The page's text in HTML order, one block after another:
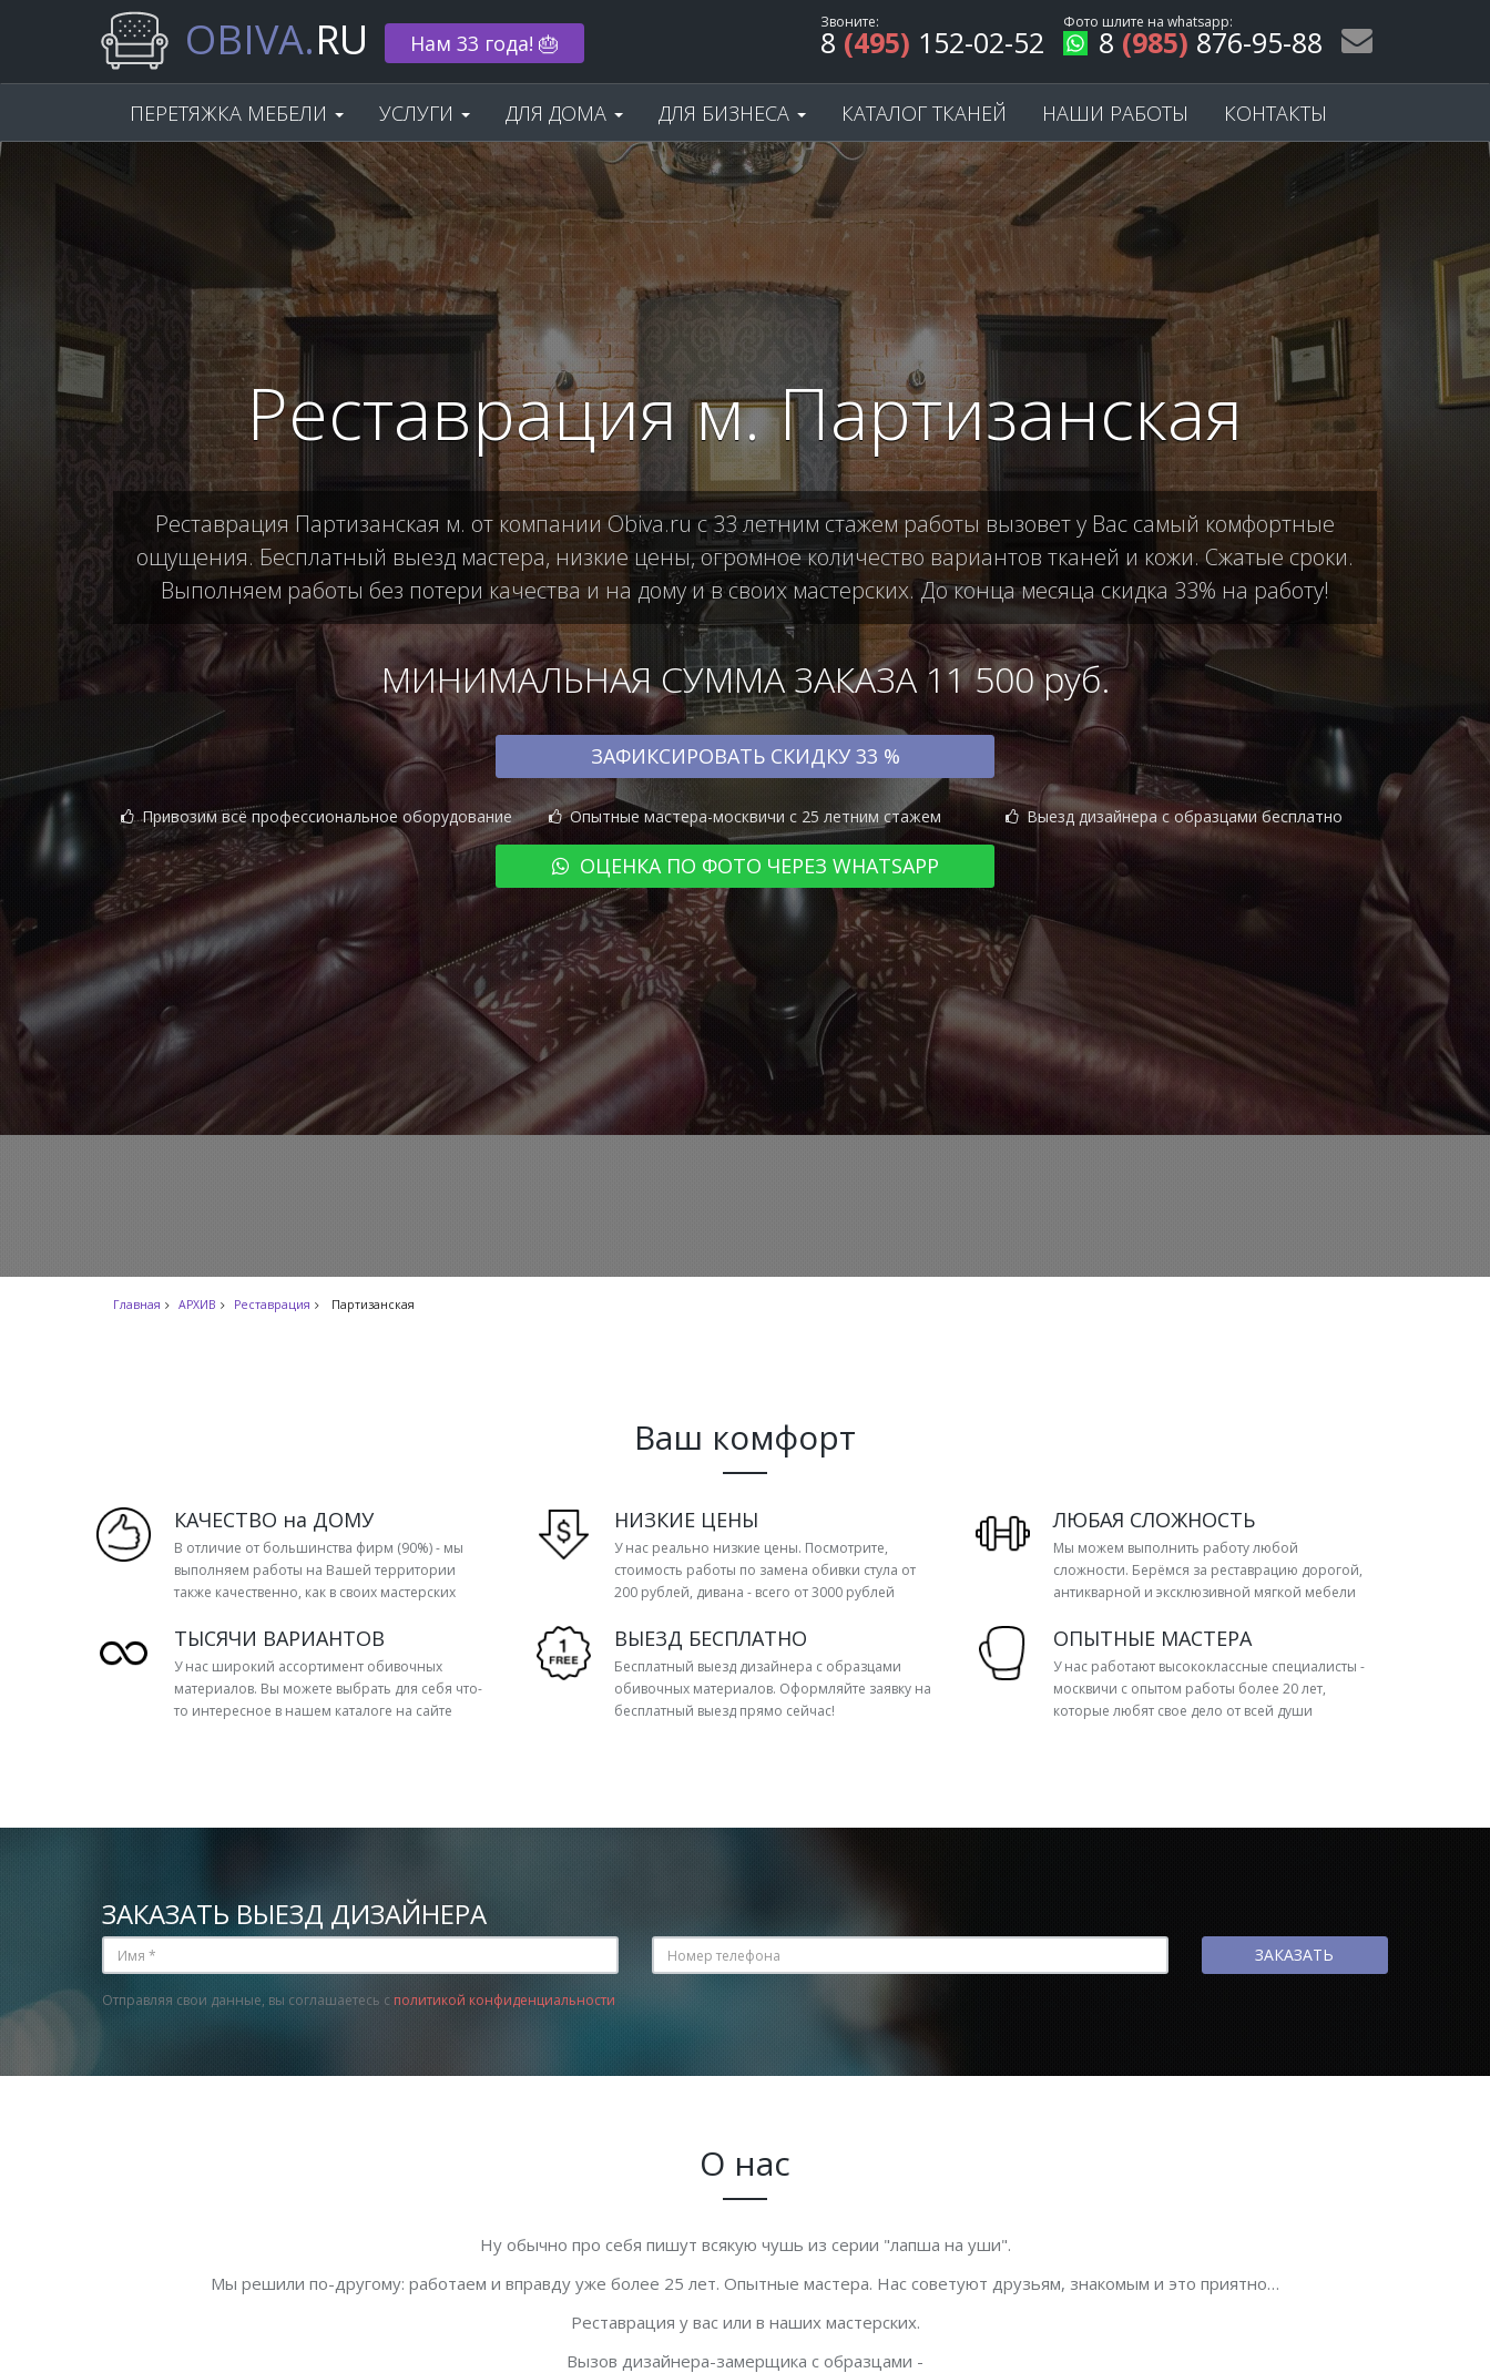
OBIVA.RU Нам 33 года! 🎂
Звоните:
8 (495) 152-02-52
Фото шлите на whatsapp:
8 (985) 876-95-88
ПЕРЕТЯЖКА МЕБЕЛИ УСЛУГИ ДЛЯ ДОМА ДЛЯ БИЗНЕСА КАТАЛОГ ТКАНЕЙ НАШИ РАБОТЫ КОНТАКТЫ
Реставрация м. Партизанская
Реставрация Партизанская м. от компании Obiva.ru с 33 летним стажем работы вызовет у Вас самый комфортные
ощущения. Бесплатный выезд мастера, низкие цены, огромное количество вариантов тканей и кожи. Сжатые сроки.
Выполняем работы без потери качества и на дому и в своих мастерских. До конца месяца скидка 33% на работу!
МИНИМАЛЬНАЯ СУММА ЗАКАЗА 11 500 руб.
ЗАФИКСИРОВАТЬ СКИДКУ 33 %
Привозим всё профессиональное оборудование Опытные мастера-москвичи с 25 летним стажем Выезд дизайнера с образцами бесплатно
ОЦЕНКА ПО ФОТО ЧЕРЕЗ WHATSAPP
Главная АРХИВ Реставрация Партизанская
Ваш комфорт
КАЧЕСТВО на ДОМУ
В отличие от большинства фирм (90%) - мы
выполняем работы на Вашей территории
также качественно, как в своих мастерских
НИЗКИЕ ЦЕНЫ
У нас реально низкие цены. Посмотрите,
стоимость работы по замена обивки стула от
200 рублей, дивана - всего от 3000 рублей
ЛЮБАЯ СЛОЖНОСТЬ
Мы можем выполнить работу любой
сложности. Берёмся за реставрацию дорогой,
антикварной и эксклюзивной мягкой мебели
ТЫСЯЧИ ВАРИАНТОВ
У нас широкий ассортимент обивочных
материалов. Вы можете выбрать для себя что-
то интересное в нашем каталоге на сайте
ВЫЕЗД БЕСПЛАТНО
Бесплатный выезд дизайнера с образцами
обивочных материалов. Оформляйте заявку на
бесплатный выезд прямо сейчас!
ОПЫТНЫЕ МАСТЕРА
У нас работают высококлассные специалисты -
москвичи с опытом работы более 20 лет,
которые любят свое дело от всей души
ЗАКАЗАТЬ ВЫЕЗД ДИЗАЙНЕРА
Отправляя свои данные, вы соглашаетесь с политикой конфиденциальности
О нас
Ну обычно про себя пишут всякую чушь из серии "лапша на уши".
Мы решили по-другому: работаем и вправду уже более 25 лет. Опытные мастера. Нас советуют друзьям, знакомым и это приятно…
Реставрация у вас или в наших мастерских.
Вызов дизайнера-замерщика с образцами -